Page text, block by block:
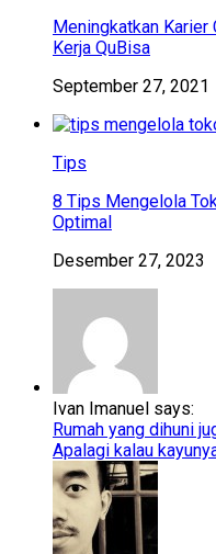
Meningkatkan Karier
Kerja QuBisa
September 27, 2021
Tips
8 Tips Mengelola
Optimal
Desember 27, 2023
Ivan Imanuel says:
Rumah yang dihuni
Apalagi kalau